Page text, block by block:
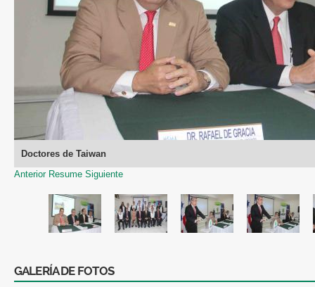
Doctores de Taiwan
Anterior Resume Siguiente
GALERÍA DE FOTOS